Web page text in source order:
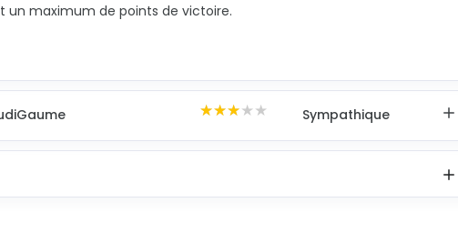
un maximum de points de victoire.
★★★★★
★★★★★
★★★★★ Sympathique